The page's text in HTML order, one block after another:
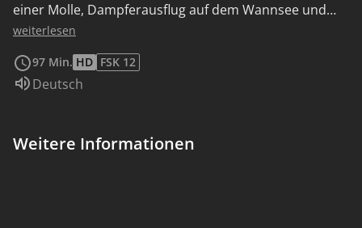
einer Molle, Dampferausflug auf dem Wannsee und
dazu Walter Kollos Musik; das lebt in dem Spielfilm auf,
Schlagerkomponist und Textverfasser, 1958 seinem
berühmten Vater widmete. Geschickt hat er den
Wochenschauauszügen verbunden und die
weiterlesen
97 Min. HD FSK 12
Sprache:
Deutsch
Weitere Informationen